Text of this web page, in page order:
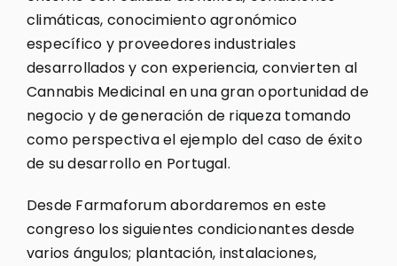
climáticas, conocimiento agronómico
específico y proveedores industriales
desarrollados y con experiencia, convierten al
Cannabis Medicinal en una gran oportunidad de
negocio y de generación de riqueza tomando
como perspectiva el ejemplo del caso de éxito
de su desarrollo en Portugal.
Desde Farmaforum abordaremos en este
congreso los siguientes condicionantes desde
varios ángulos; plantación, instalaciones,